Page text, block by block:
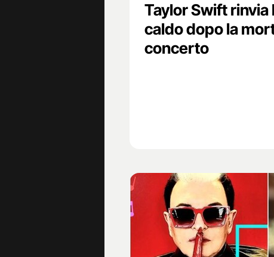
Taylor Swift rinvia
caldo dopo la
concerto